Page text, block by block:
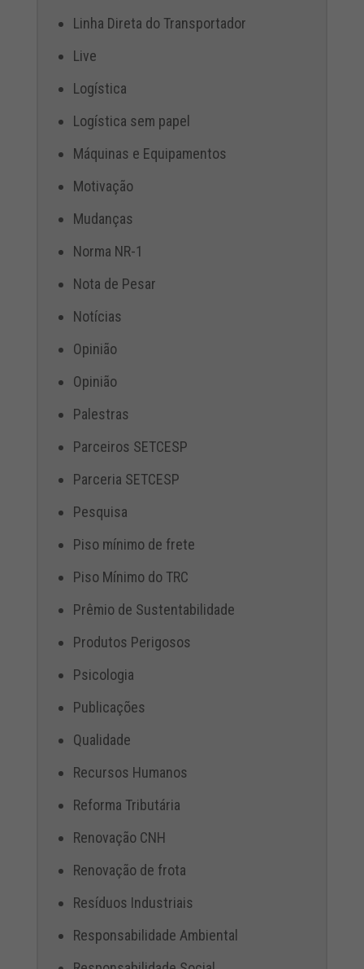
Linha Direta do Transportador
Live
Logística
Logística sem papel
Máquinas e Equipamentos
Motivação
Mudanças
Norma NR-1
Nota de Pesar
Notícias
Opinião
Opinião
Palestras
Parceiros SETCESP
Parceria SETCESP
Pesquisa
Piso mínimo de frete
Piso Mínimo do TRC
Prêmio de Sustentabilidade
Produtos Perigosos
Psicologia
Publicações
Qualidade
Recursos Humanos
Reforma Tributária
Renovação CNH
Renovação de frota
Resíduos Industriais
Responsabilidade Ambiental